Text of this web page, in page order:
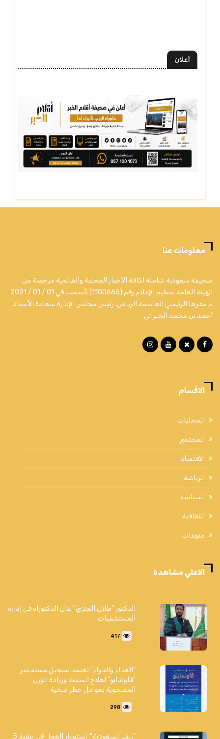
أعلان
معلومات عنا
صحيفة سعودية شاملة لكافة الأخبار المحلية والعالمية مرخصة من
الهيئة العامة لتنظيم الإعلام رقم (1100666) تأسست في 01 / 01 / 2021
م مقرها الرئيسي العاصمة الرياض. رئيس مجلس الإدارة سعادة الأستاذ
أحمد بن محمد الخبراني.
الاقسام
المحليات
المجتمع
الاقتصاد
الرياضة
السياسة
الثقافية
منوعات
الاعلي مشاهدة
الدكتور "طلال العنزي" ينال الدكتوراه في إدارة
المستشفيات
417
"الغذاء والدواء" تعتمد تسجيل مستحضر
"فاوندايو" لعلاج السمنة وزيادة الوزن
المصحوبة بعوامل خطر صحية
298
"ريف السعودية": استمرار العمل في تنفيذ 5